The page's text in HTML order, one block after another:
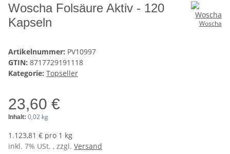
Woscha
Woscha Folsäure Aktiv - 120
Kapseln
Artikelnummer: PV10997
GTIN: 8717729191118
Kategorie: Topseller
23,60 €
Inhalt: 0,02 kg
1.123,81 € pro 1 kg
inkl. 7% USt. , zzgl. Versand